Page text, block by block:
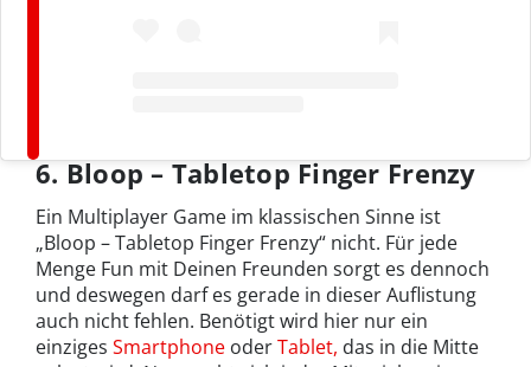
6. Bloop – Tabletop Finger Frenzy
Ein Multiplayer Game im klassischen Sinne ist
„Bloop – Tabletop Finger Frenzy“ nicht. Für jede
Menge Fun mit Deinen Freunden sorgt es dennoch
und deswegen darf es gerade in dieser Auflistung
auch nicht fehlen. Benötigt wird hier nur ein
einziges Smartphone oderTablet, das in die Mitte